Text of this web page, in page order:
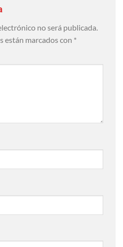
no será publicada.
están marcados con *